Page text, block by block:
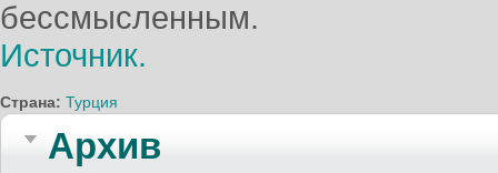
бессмысленным.
Источник.
Страна: Турция
Архив